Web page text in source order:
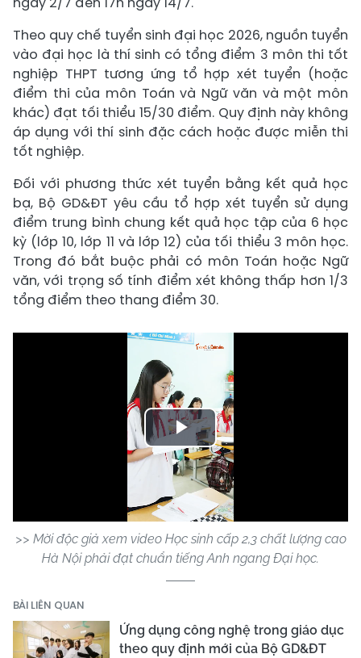
Theo quy chế tuyển sinh đại học 2026, nguồn tuyển
vào đại học là thí sinh có tổng điểm 3 môn thi tốt
nghiệp THPT tương ứng tổ hợp xét tuyển (hoặc
điểm thi của môn Toán và Ngữ văn và một môn
khác) đạt tối thiểu 15/30 điểm. Quy định này không
áp dụng với thí sinh đặc cách hoặc được miễn thi
tốt nghiệp.
Đối với phương thức xét tuyển bằng kết quả học
bạ, Bộ GD&ĐT yêu cầu tổ hợp xét tuyển sử dụng
điểm trung bình chung kết quả học tập của 6 học
kỳ (lớp 10, lớp 11 và lớp 12) của tối thiểu 3 môn học.
Trong đó bắt buộc phải có môn Toán hoặc Ngữ
văn, với trọng số tính điểm xét không thấp hơn 1/3
tổng điểm theo thang điểm 30.
Play
Video
>> Mời độc giả xem video Học sinh cấp 2,3 chất lượng cao
Hà Nội phải đạt chuẩn tiếng Anh ngang Đại học.
BÀI LIÊN QUAN
Ứng dụng công nghệ trong giáo dục
theo quy định mới của Bộ GD&ĐT